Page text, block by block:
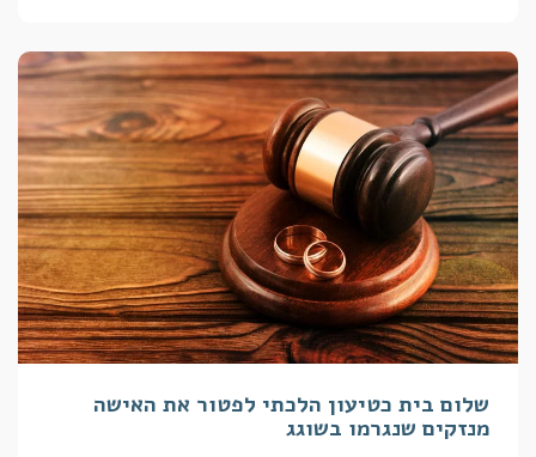
שלום בית כטיעון הלכתי לפטור את האישה
מנזקים שנגרמו בשוגג